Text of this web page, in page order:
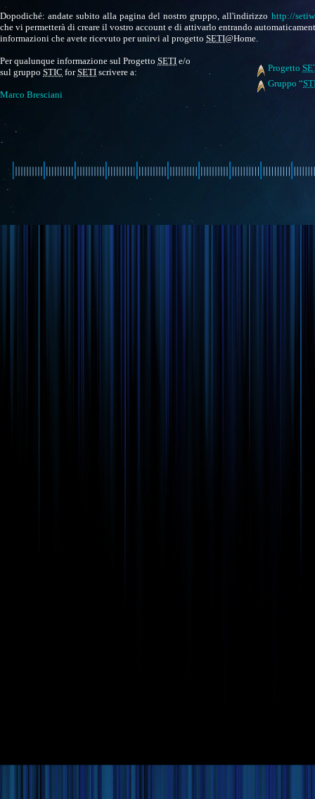
Dopodiché: andate subito alla pagina del nostro gruppo, all'indirizzo http://
che vi permetterà di creare il vostro account e di attivarlo entrando
informazioni che avete ricevuto per unirvi al progetto SETI@Home.
Per qualunque informazione sul Progetto SETI e/o
sul gruppoSTIC forSETI scrivere a:
Marco Bresciani
Progetto
Gruppo “